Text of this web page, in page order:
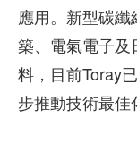
應用。新型碳
築、電氣電子
料，目前Toray
步推動技術最佳